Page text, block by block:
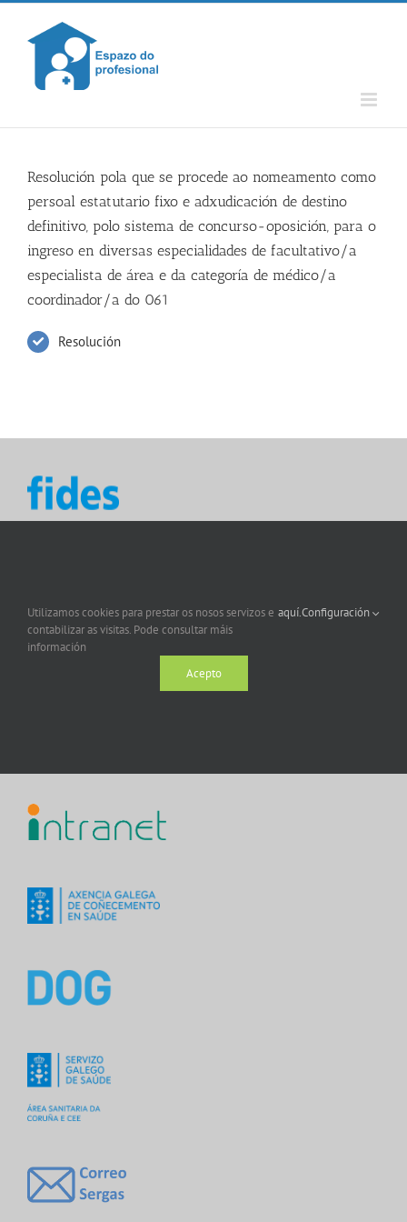
Skip
content
Resolución pola que se procede ao nomeamento como
persoal estatutario fixo e adxudicación de destino
definitivo, polo sistema de concurso-oposición, para o
ingreso en diversas especialidades de facultativo/a
especialista de área e da categoría de médico/a
coordinador/a do 061
Resolución
Utilizamos cookies para prestar os nosos servizos e
contabilizar as visitas. Pode consultar máis
información
aquí.Configuración
Acepto